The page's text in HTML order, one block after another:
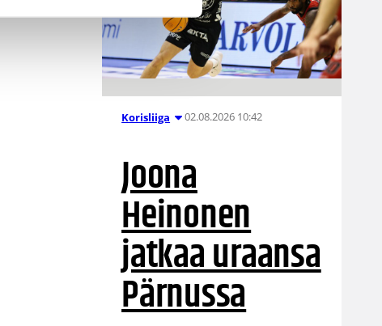
Korisliiga 02.08.2026 10:42
Joona
Heinonen
jatkaa uraansa
Pärnussa